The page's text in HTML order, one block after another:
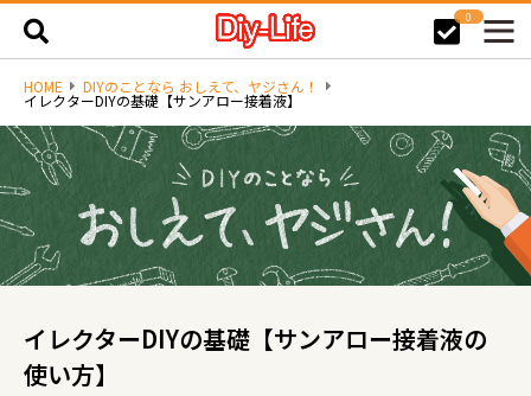
0
HOME DIYのことなら おしえて、ヤジさん！
イレクターDIYの基礎【サンアロー接着液】
イレクターDIYの基礎【サンアロー接着液の
使い方】